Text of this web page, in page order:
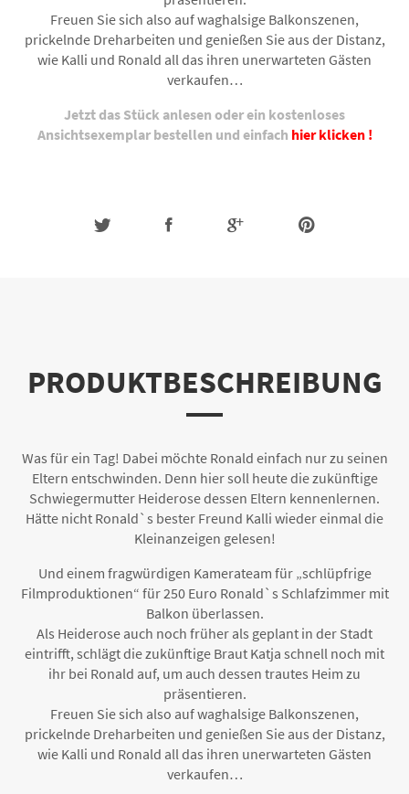
Freuen Sie sich also auf waghalsige Balkonszenen,
prickelnde Dreharbeiten und genießen Sie aus der Distanz,
wie Kalli und Ronald all das ihren unerwarteten Gästen
verkaufen…
Jetzt das Stück anlesen oder ein kostenloses
Ansichtsexemplar bestellen und einfach hier klicken !
PRODUKTBESCHREIBUNG
Was für ein Tag! Dabei möchte Ronald einfach nur zu seinen
Eltern entschwinden. Denn hier soll heute die zukünftige
Schwiegermutter Heiderose dessen Eltern kennenlernen.
Hätte nicht Ronald`s bester Freund Kalli wieder einmal die
Kleinanzeigen gelesen!
Und einem fragwürdigen Kamerateam für „schlüpfrige
Filmproduktionen“ für 250 Euro Ronald`s Schlafzimmer mit
Balkon überlassen.
Als Heiderose auch noch früher als geplant in der Stadt
eintrifft, schlägt die zukünftige Braut Katja schnell noch mit
ihr bei Ronald auf, um auch dessen trautes Heim zu
präsentieren.
Freuen Sie sich also auf waghalsige Balkonszenen,
prickelnde Dreharbeiten und genießen Sie aus der Distanz,
wie Kalli und Ronald all das ihren unerwarteten Gästen
verkaufen…